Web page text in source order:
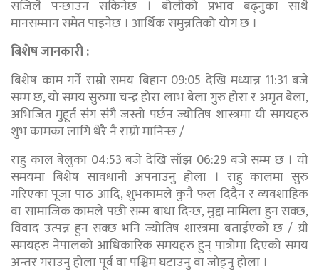
सजिलै पन्छाउन सकिनेछ । बोलीको प्रभाव बढ्नुका साथै
मानसम्मान समेत पाइनेछ । आर्थिक समुन्नतिको योग छ ।
बिशेष जानकारी :
बिशेष काम गर्ने राम्रो समय बिहान 09:05 देखि मध्यान्न 11:31 बजे
सम्म छ, यो समय सुरुमा चन्द्र होरा लाभ बेला गुरु होरा र अमृत बेला,
अभिजित मुहूर्त संग संगै जस्तो पर्छन ज्योतिष शास्त्रमा यी समयहरु
शुभ कामका लागि धेरै नै राम्रो मानिन्छ /
राहु काल बेलुका 04:53 बजे देखि साँझ 06:29 बजे सम्म छ । यो
समयमा बिशेष सावधानी अपनाउनु होला । राहु कालमा सुरु
गरिएका पूजा पाठ आदि, शुभकामले कुनै फल दिदैन र व्यवशाहिक
वा सामाजिक कामले पछी सम्म बाधा दिन्छ, मुद्दा मामिला हुन सक्छ,
विवाद उत्पन्न हुन सक्छ भनि ज्योतिष शास्त्रमा बताईएको छ / य़ी
समयहरु नेपालको आधिकारिक समयहरु हुन् पात्रोमा दिएको समय
अन्तर गराउनु होला पूर्व वा पश्चिम घटाउनु वा जोड्नु होला ।